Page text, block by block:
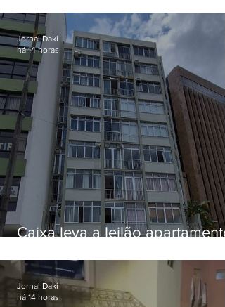
Caixa leva a leilão apartamento
Botafogo
Jornal Daki
há 14 horas
Jornal Daki
há 14 horas